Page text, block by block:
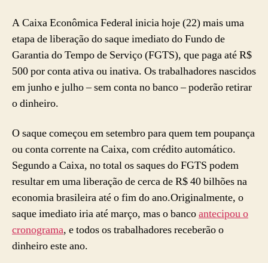
A Caixa Econômica Federal iniciahoje(22) mais uma
etapa de liberação do saque imediato do Fundo de
Garantia do Tempo de Serviço (FGTS), que paga até R$
500 por conta ativa ou inativa. Os trabalhadores nascidos
em junho e julho – sem conta no banco – poderão retirar
o dinheiro.
O saque começou em setembro para quem tem poupança
ou conta corrente na Caixa, com crédito automático.
Segundo a Caixa, no total os saques do FGTS podem
resultar em uma liberação de cerca de R$ 40 bilhões na
economia brasileira até o fim do ano.Originalmente, o
saque imediato iria até março, mas o bancoantecipou o
cronograma, e todos os trabalhadores receberão o
dinheiro este ano.